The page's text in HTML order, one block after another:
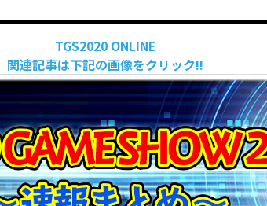
TGS2020 ONLINE
関連記事は下記の画像をクリック!!